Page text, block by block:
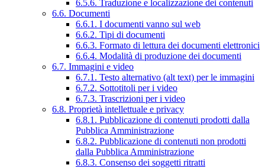
6.5.6. Traduzione e localizzazione dei contenuti
6.6. Documenti
6.6.1. I documenti vanno sul web
6.6.2. Tipi di documenti
6.6.3. Formato di lettura dei documenti elettronici
6.6.4. Modalità di produzione dei documenti
6.7. Immagini e video
6.7.1. Testo alternativo (alt text) per le immagini
6.7.2. Sottotitoli per i video
6.7.3. Trascrizioni per i video
6.8. Proprietà intellettuale e privacy
6.8.1. Pubblicazione di contenuti prodotti dalla
Pubblica Amministrazione
6.8.2. Pubblicazione di contenuti non prodotti
dalla Pubblica Amministrazione
6.8.3. Consenso dei soggetti ritratti